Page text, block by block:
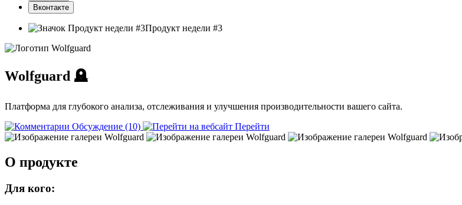
Вконтакте
Продукт недели #3
Wolfguard 🪦
Платформа для глубокого анализа, отслеживания и улучшения производительности вашего сайта.
Обсуждение (10)
Перейти
О продукте
Для кого: